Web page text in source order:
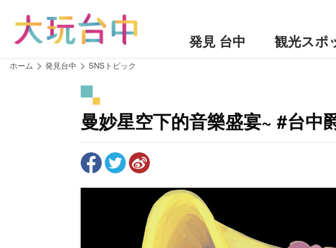
発見 台中 観光スポ
ホーム 発見台中 SNSトピック
曼妙星空下的音樂盛宴~ #台中